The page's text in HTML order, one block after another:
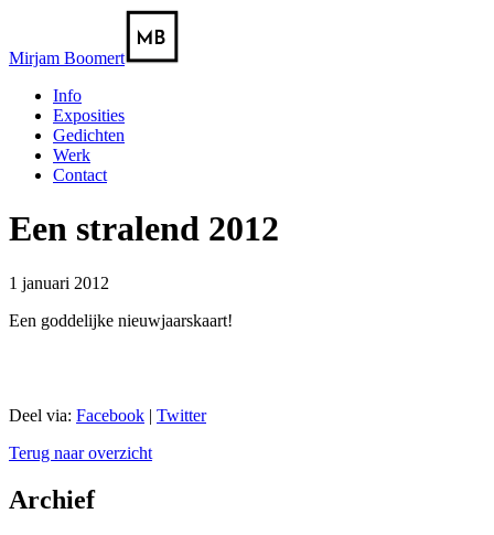
Mirjam Boomert
Info
Exposities
Gedichten
Werk
Contact
Een stralend 2012
1 januari 2012
Een goddelijke nieuwjaarskaart!
Deel via: Facebook | Twitter
Terug naar overzicht
Archief